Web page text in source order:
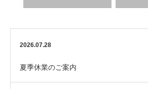
2026.07.28
夏季休業のご案内